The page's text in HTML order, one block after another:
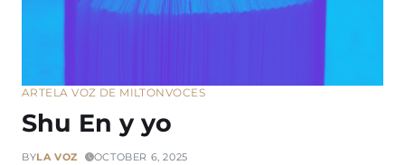
ARTELA VOZ DE MILTONVOCES
Shu En y yo
BYLA VOZ OCTOBER 6, 2025